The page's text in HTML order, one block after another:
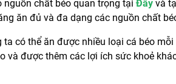
nguồn chất béo quan trọng tạiĐây và
ăn đủ và đa dạng các nguồn chất
có thể ăn được nhiều loại cá béo
và được thêm các lợi ích sức khoẻ